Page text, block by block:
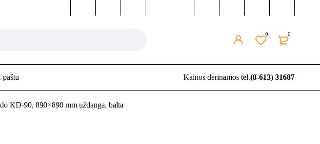
0
0
paštu Kainos derinamos tel.(8-613) 31687
KD-90, 890×890 mm uždanga, balta